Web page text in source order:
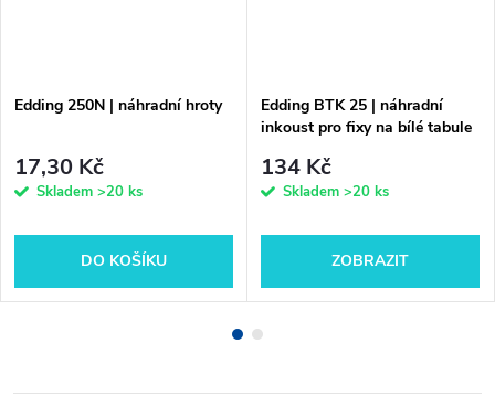
Edding 250N | náhradní hroty
17,30 Kč
Skladem >20 ks
DO KOŠÍKU
Edding BTK 25 | náhradní
inkoust pro fixy na bílé tabule
134 Kč
Skladem >20 ks
ZOBRAZIT